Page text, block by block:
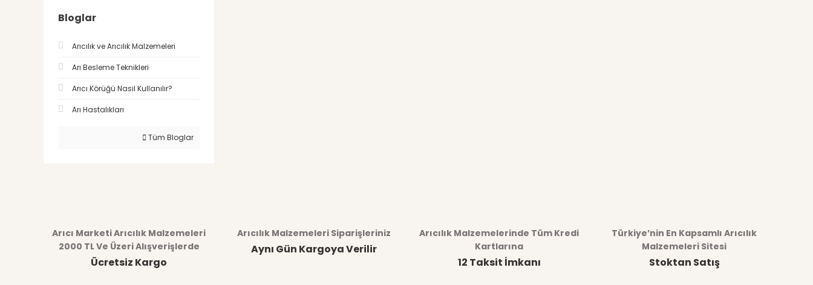
Bloglar
Arıcılık ve Arıcılık Malzemeleri
Arı Besleme Teknikleri
Arıcı Körüğü Nasıl Kullanılır?
Arı Hastalıkları
Tüm Bloglar
Arıcı Marketi Arıcılık Malzemeleri
2000 TL Ve Üzeri Alışverişlerde
Ücretsiz Kargo
Arıcılık Malzemeleri Siparişleriniz
Aynı Gün Kargoya Verilir
Arıcılık Malzemelerinde Tüm Kredi
Kartlarına
12 Taksit İmkanı
Türkiye’nin En Kapsamlı Arıcılık
Malzemeleri Sitesi
Stoktan Satış